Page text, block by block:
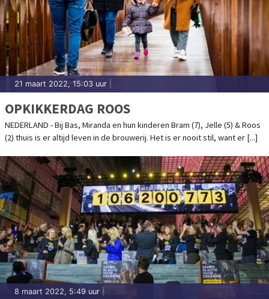
21 maart 2022, 15:03 uur
OPKIKKERDAG ROOS
NEDERLAND - Bij Bas, Miranda en hun kinderen Bram (7), Jelle (5) & Roos
(2) thuis is er altijd leven in de brouwerij. Het is er nooit stil, want er [...]
8 maart 2022, 5:49 uur